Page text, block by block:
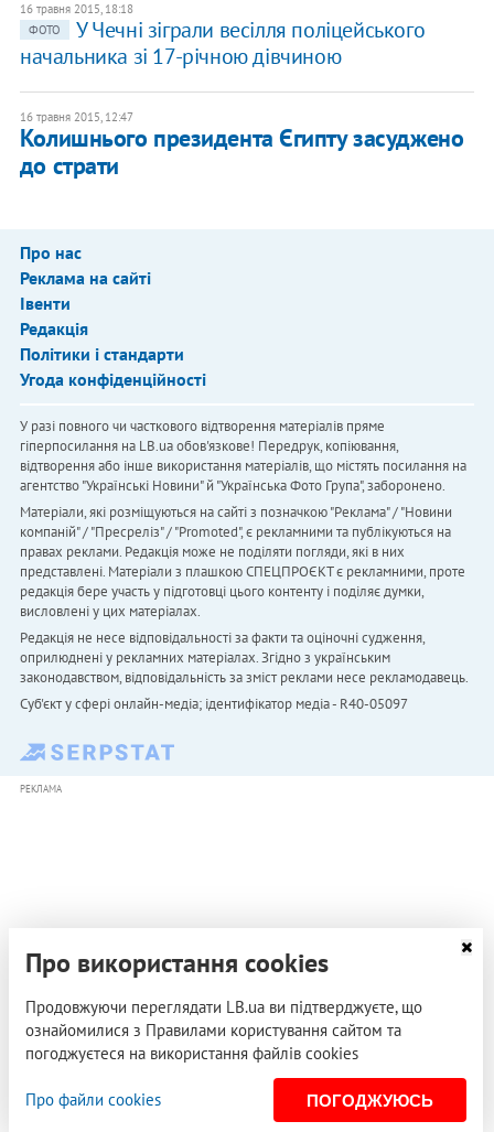
16 травня 2015, 18:18
ФОТО
У Чечні зіграли весілля поліцейського
начальника зі 17-річною дівчиною
16 травня 2015, 12:47
Колишнього президента Єгипту засуджено
до страти
Про нас
Реклама на сайті
Івенти
Редакція
Політики і стандарти
Угода конфіденційності
У разі повного чи часткового відтворення матеріалів пряме
гіперпосилання на LB.ua обов'язкове! Передрук, копіювання,
відтворення або інше використання матеріалів, що містять посилання на
агентство "Українськi Новини" й "Українська Фото Група", заборонено.
Матеріали, які розміщуються на сайті з позначкою "Реклама" / "Новини
компаній" / "Пресреліз" / "Promoted", є рекламними та публікуються на
правах реклами. Редакція може не поділяти погляди, які в них
представлені. Матеріали з плашкою СПЕЦПРОЄКТ є рекламними, проте
редакція бере участь у підготовці цього контенту і поділяє думки,
висловлені у цих матеріалах.
Редакція не несе відповідальності за факти та оціночні судження,
оприлюднені у рекламних матеріалах. Згідно з українським
законодавством, відповідальність за зміст реклами несе рекламодавець.
Cуб'єкт у сфері онлайн-медіа; ідентифікатор медіа - R40-05097
РЕКЛАМА
Про використання cookies
Продовжуючи переглядати LB.ua ви підтверджуєте, що
ознайомилися з Правилами користування сайтом та
погоджуєтеся на використання файлів cookies
Про файли cookies ПОГОДЖУЮСЬ